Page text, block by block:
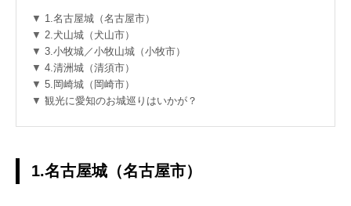
1.名古屋城（名古屋市）
2.犬山城（犬山市）
3.小牧城／小牧山城（小牧市）
4.清洲城（清須市）
5.岡崎城（岡崎市）
観光に愛知のお城巡りはいかが？
1.名古屋城（名古屋市）